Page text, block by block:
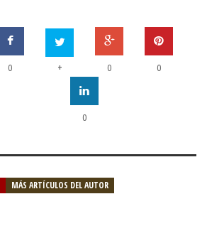
0 + 0 0
0
MÁS ARTÍCULOS DEL AUTOR